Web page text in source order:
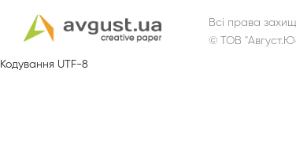
Всі права
© ТОВ
Кодування UTF-8